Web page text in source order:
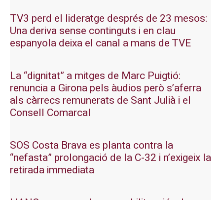
TV3 perd el lideratge després de 23 mesos:
Una deriva sense continguts i en clau
espanyola deixa el canal a mans de TVE
La “dignitat” a mitges de Marc Puigtió:
renuncia a Girona pels àudios però s’aferra
als càrrecs remunerats de Sant Julià i el
Consell Comarcal
SOS Costa Brava es planta contra la
“nefasta” prolongació de la C-32 i n’exigeix la
retirada immediata